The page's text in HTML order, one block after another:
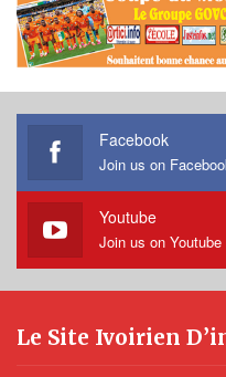
Facebook
Join us on
Youtube
Join us on Youtube
Le Site Ivoirien